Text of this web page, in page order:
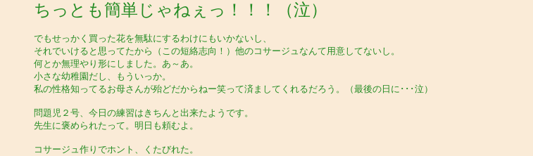
ちっとも簡単じゃねぇっ！！！（泣）
でもせっかく買った花を無駄にするわけにもいかないし、
それでいけると思ってたから（この短絡志向！）他のコサージュなんて用意してないし。
何とか無理やり形にしました。あ～あ。
小さな幼稚園だし、もういっか。
私の性格知ってるお母さんが殆どだからねー笑って済ましてくれるだろう。（最後の日に･･･泣）
問題児２号、今日の練習はきちんと出来たようです。
先生に褒められたって。明日も頼むよ。
コサージュ作りでホント、くたびれた。